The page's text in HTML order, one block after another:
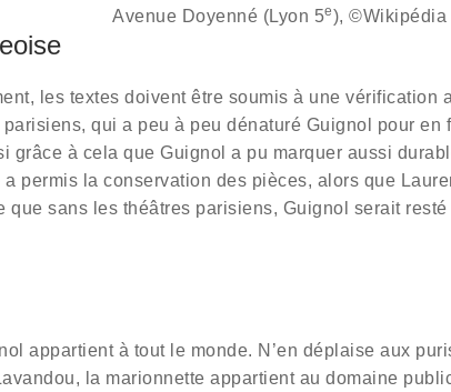
Avenue Doyenné (Lyon 5e), ©Wikipédia
les textes doivent être soumis à une vérification
qui a peu à peu dénaturé Guignol pour en
grâce à cela que Guignol a pu marquer aussi
permis la conservation des pièces, alors que
que sans les théâtres parisiens, Guignol serait
appartient à tout le monde. N’en déplaise aux
la marionnette appartient au domaine